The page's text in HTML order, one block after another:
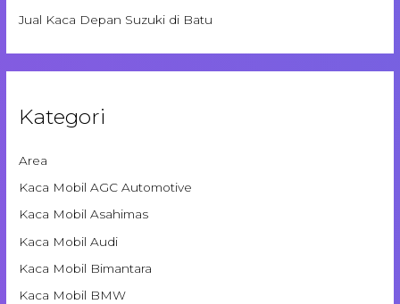
Jual Kaca Depan Suzuki di Batu
Kategori
Area
Kaca Mobil AGC Automotive
Kaca Mobil Asahimas
Kaca Mobil Audi
Kaca Mobil Bimantara
Kaca Mobil BMW